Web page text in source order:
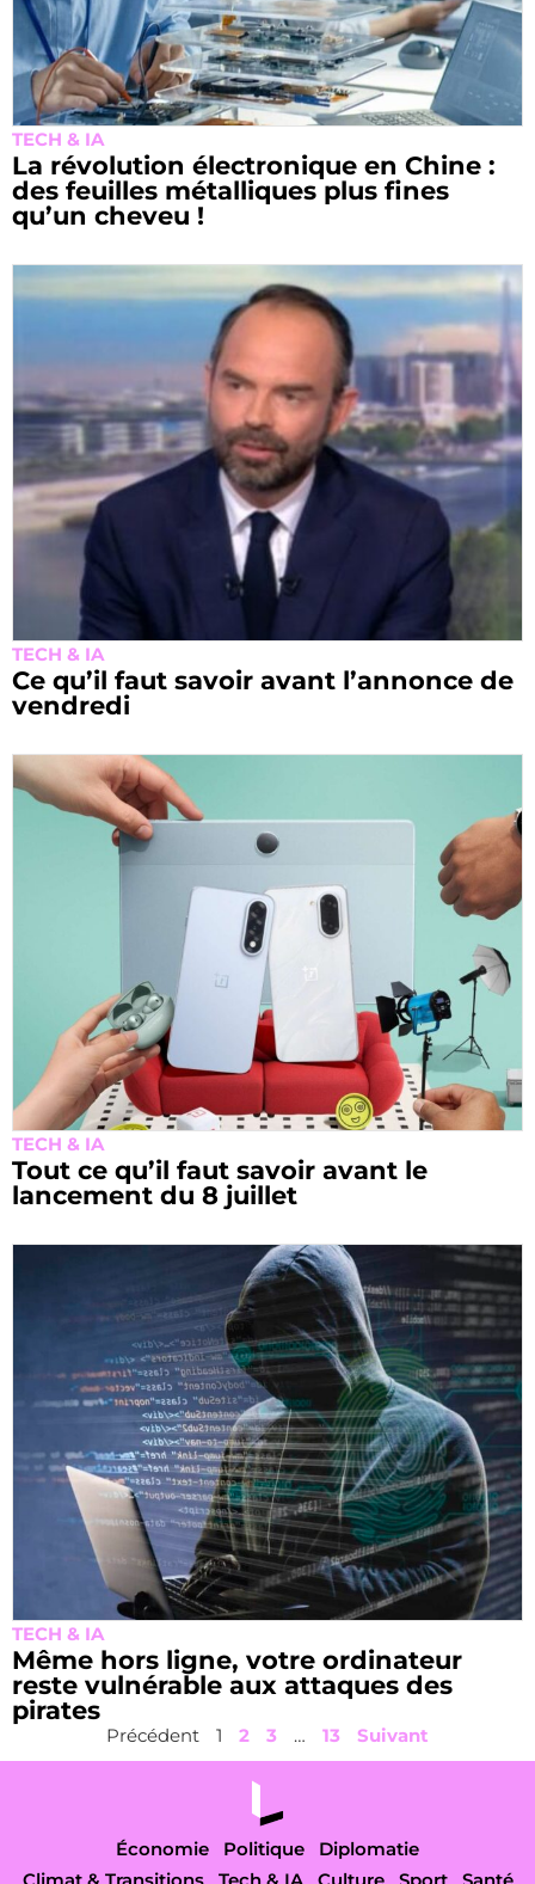
TECH & IA
La révolution électronique en Chine :
des feuilles métalliques plus fines
qu’un cheveu !
TECH & IA
Ce qu’il faut savoir avant l’annonce de
vendredi
TECH & IA
Tout ce qu’il faut savoir avant le
lancement du 8 juillet
TECH & IA
Même hors ligne, votre ordinateur
reste vulnérable aux attaques des
pirates
Précédent 1 2 3 … 13 Suivant
Économie Politique
Diplomatie